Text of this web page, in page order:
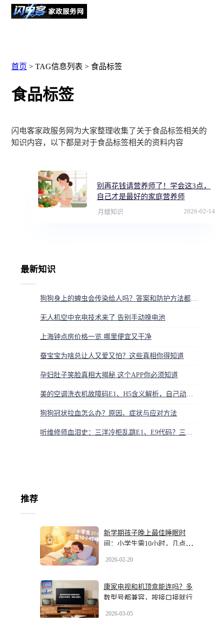
首页 > TAG信息列表 > 食品标签
食品标签
闪电客家政服务网为大家整理收集了关于食品标签相关的
知识内容，以下都是对于食品标签相关的资料内容
别再花钱请营养师了！学会这3点，
自己才是最好的家庭营养师
月嫂知识 2026-02-14
最新知识
狗狗身上的蜱虫会传染给人吗？答案和防护方法都在这
无人机空中充电技术来了 告别手动换电池
上海钟点房价格一览 哪里便宜又干净
蚕宝宝为啥总让人又爱又怕？这些真相你得知道
孕妇肚子笑脸真相大揭秘 这个APP你必须知道
美的空调洗衣机故障码E1、H5含义解析，自己动手维修教程
狗狗冠状拉血怎么办？原因、症状与应对方法
听维修师血泪史：三洋冷柜乱跳E1、E9代码？三步急救法，别再花冤枉钱
推荐
新学期孩子晚上最佳睡眠时
间：小学生需10小时，几点入
2026-02-20
康家电视和机顶盒能连吗？多
数型号都兼容，按接口接就行
2026-03-05